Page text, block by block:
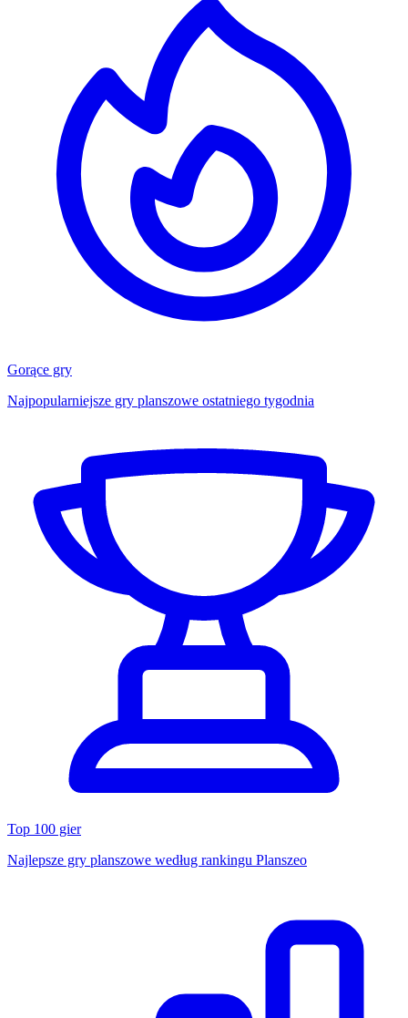
Gorące gry
Najpopularniejsze gry planszowe ostatniego tygodnia
Top 100 gier
Najlepsze gry planszowe według rankingu Planszeo